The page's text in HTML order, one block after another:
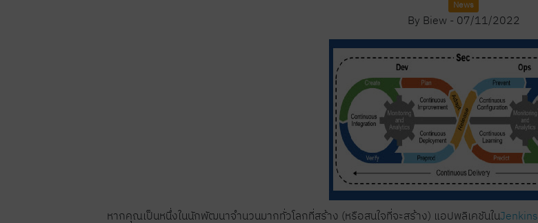
News
By Biew- 07/11/2022
หากคุณเป็นหนึ่งในนักพัฒนาจำนวนมากทั่วโลกที่สร้าง (หรือสนใจที่จะสร้าง) แอปพลิเคชันในJenkins